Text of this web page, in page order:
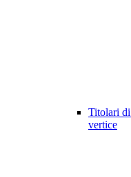
Titolari
vertice